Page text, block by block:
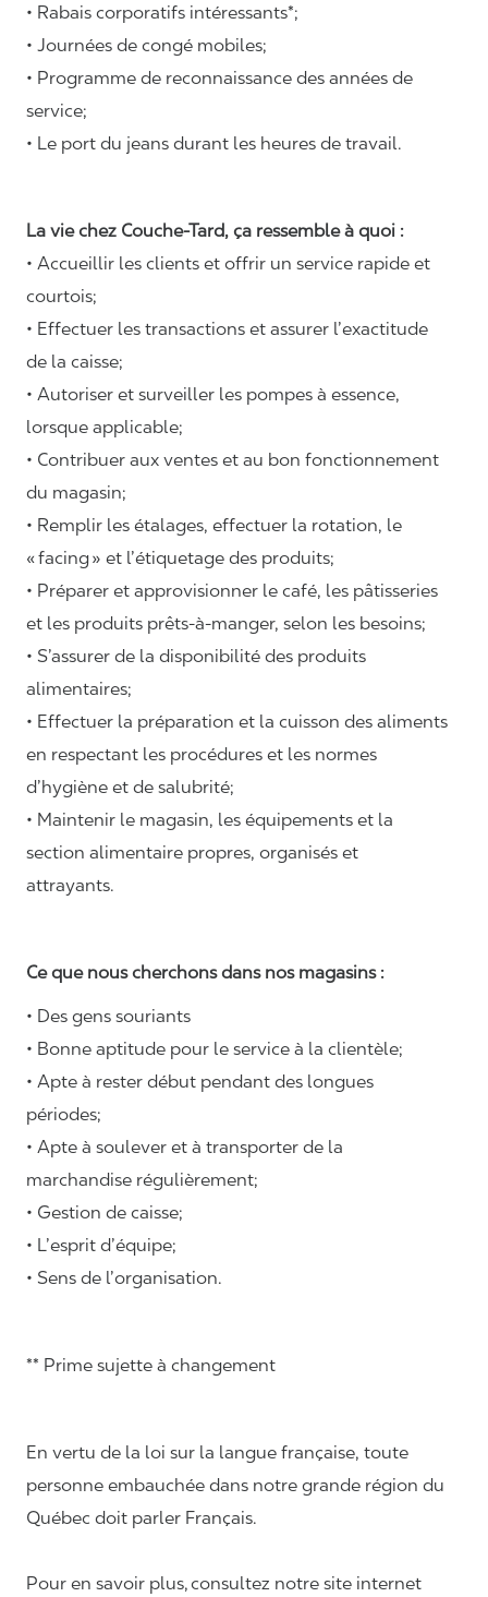
• Rabais corporatifs intéressants*;
• Journées de congé mobiles;
• Programme de reconnaissance des années de
service;
• Le port du jeans durant les heures de travail.
La vie chez Couche-Tard, ça ressemble à quoi :
• Accueillir les clients et offrir un service rapide et
courtois;
• Effectuer les transactions et assurer l’exactitude
de la caisse;
• Autoriser et surveiller les pompes à essence,
lorsque applicable;
• Contribuer aux ventes et au bon fonctionnement
du magasin;
• Remplir les étalages, effectuer la rotation, le
«facing» et l’étiquetage des produits;
• Préparer et approvisionner le café, les pâtisseries
et les produits prêts-à-manger, selon les besoins;
• S’assurer de la disponibilité des produits
alimentaires;
• Effectuer la préparation et la cuisson des aliments
en respectant les procédures et les normes
d’hygiène et de salubrité;
• Maintenir le magasin, les équipements et la
section alimentaire propres, organisés et
attrayants.
Ce que nous cherchons dans nos magasins :
• Des gens souriants
• Bonne aptitude pour le service à la clientèle;
• Apte à rester début pendant des longues
périodes;
• Apte à soulever et à transporter de la
marchandise régulièrement;
• Gestion de caisse;
• L’esprit d’équipe;
• Sens de l’organisation.
** Prime sujette à changement
En vertu de la loi sur la langue française, toute
personne embauchée dans notre grande région du
Québec doit parler Français.
Pour en savoir plus, consultez notre site internet